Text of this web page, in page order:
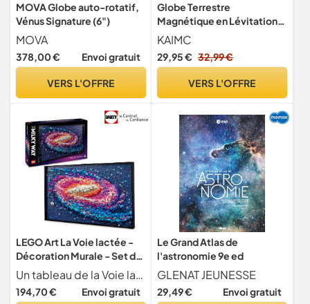
MOVA Globe auto-rotatif,
Vénus Signature (6")
MOVA
378,00 € Envoi gratuit
VERS L'OFFRE
Globe Terrestre
Magnétique en Lévitation
Rotatif 3 Pouces avec
Lampe Colorée, Cadeau
Déco de Bureau Original
Jouet Éducatif pour
Planètes Astronomie
KAIMC
29,95 € 32,99 €
VERS L'OFFRE
LEGO Art La Voie lactée -
Décoration Murale - Set de
Construction pour Adultes -
Cadeau sur Le Thème de
l’Espace et de l’Astronomie
Un tableau de la Voie lact e Cr ez un grand tableau repr sentant la Voie lact e avec ce set de construction LEGO pour adultes pouvant tre expos apr s la construction comme d coration murale, dans une chambre ou un salon
194,70 € Envoi gratuit
Le Grand Atlas de
l'astronomie 9e ed
GLENAT JEUNESSE
29,49 € Envoi gratuit